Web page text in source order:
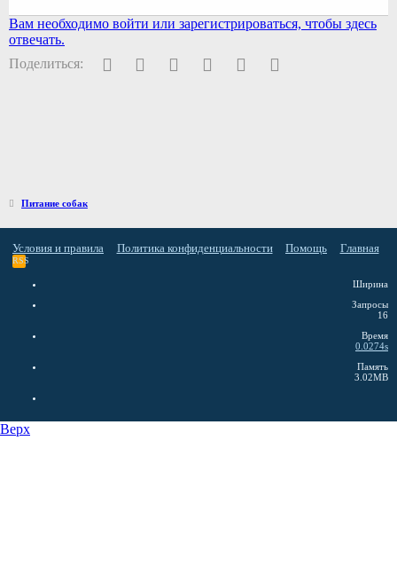
Вам необходимо войти или зарегистрироваться, чтобы здесь
отвечать.
Поделиться:
FacebookTwitter PinterestWhatsAppЭлектронная почта
Питание собак
Условия и правила Политика конфиденциальности Помощь Главная
RSS
Ширина
Запросы
16
Время
0.0274s
Память
3.02MB
Верх